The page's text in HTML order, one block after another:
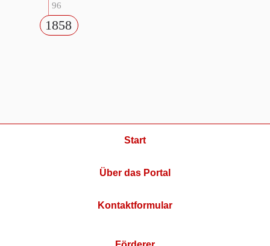
96
1858
Start
Über das Portal
Kontaktformular